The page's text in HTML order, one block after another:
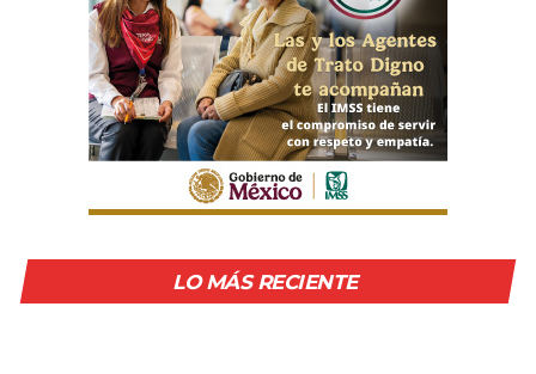
LO MÁS RECIENTE